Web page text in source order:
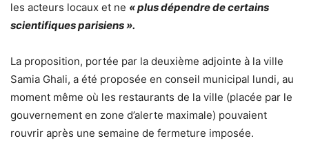
les acteurs locaux et ne « plus dépendre de certains
scientifiques parisiens ».
La proposition, portée par la deuxième adjointe à la ville
Samia Ghali, a été proposée en conseil municipal lundi, au
moment même où les restaurants de la ville (placée par le
gouvernement en zone d’alerte maximale) pouvaient
rouvrir après une semaine de fermeture imposée.